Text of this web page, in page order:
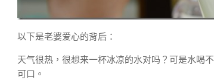
以下是老婆爱心的背后：
天气很热，很想来一杯冰凉的水对吗？可是水喝
可口。